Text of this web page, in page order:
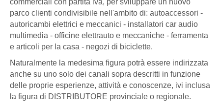
commerciali con partita iva, per sviluppare un nuovo
parco clienti condivisibile nell'ambito di: autoaccessori -
autoricambi elettrici e meccanici - installatori car audio
multimedia - officine elettrauto e meccaniche - ferramenta
e articoli per la casa - negozi di biciclette.
Naturalmente la medesima figura potrà essere indirizzata
anche su uno solo dei canali sopra descritti in funzione
delle proprie esperienze, attività e conoscenze, ivi inclusa
la figura di DISTRIBUTORE provinciale o regionale.